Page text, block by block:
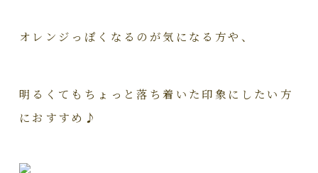
オレンジっぽくなるのが気になる方や、
明るくてもちょっと落ち着いた印象にしたい方
におすすめ♪